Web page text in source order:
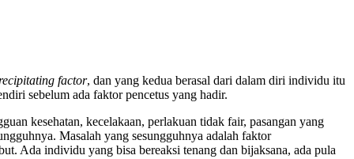
factor, dan yang kedua berasal dari dalam diri individu itu
sebelum ada faktor pencetus yang hadir.
kesehatan, kecelakaan, perlakuan tidak fair, pasangan yang
Masalah yang sesungguhnya adalah faktor
Ada individu yang bisa bereaksi tenang dan bijaksana, ada pula